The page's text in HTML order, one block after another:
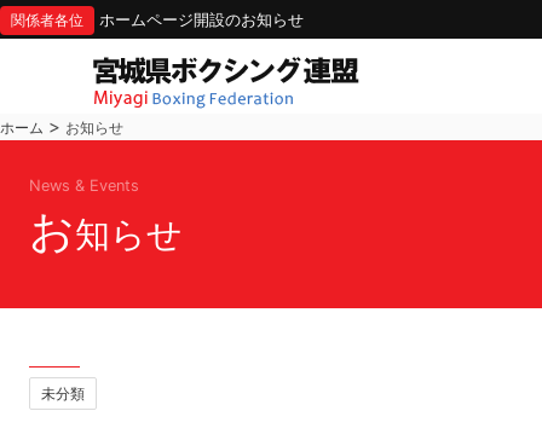
関係者各位 ホームページ開設のお知らせ
ホーム > お知らせ
News & Events
お知らせ
未分類